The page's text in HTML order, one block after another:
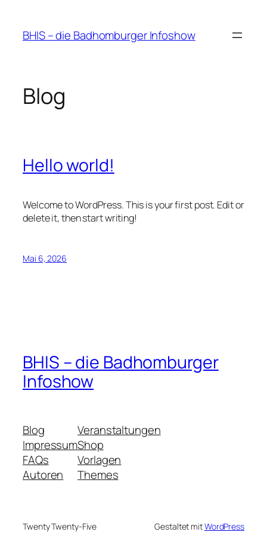
springen
BHIS – die Badhomburger Infoshow
Blog
Hello world!
Welcome to WordPress. This is your first post. Edit or
delete it, then start writing!
Mai 6, 2026
BHIS – die Badhomburger
Infoshow
Blog
Impressum
FAQs
Autoren
Veranstaltungen
Shop
Vorlagen
Themes
Twenty Twenty-Five Gestaltet mitWordPress